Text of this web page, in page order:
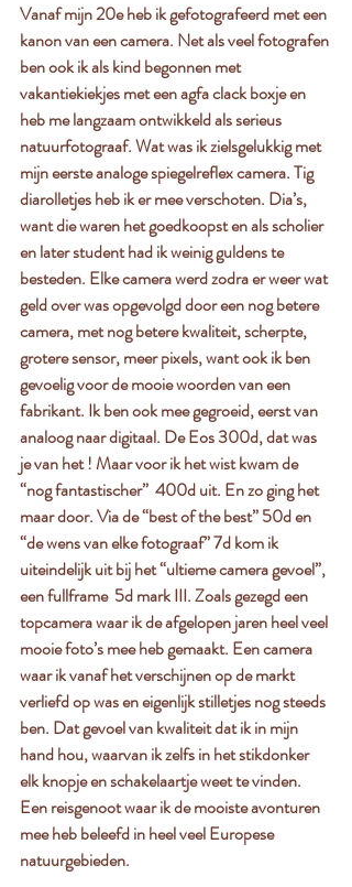
Vanaf mijn 20e heb ik gefotografeerd met een
kanon van een camera. Net als veel fotografen
ben ook ik als kind begonnen met
vakantiekiekjes met een agfa clack boxje en
heb me langzaam ontwikkeld als serieus
natuurfotograaf. Wat was ik zielsgelukkig met
mijn eerste analoge spiegelreflex camera. Tig
diarolletjes heb ik er mee verschoten. Dia’s,
want die waren het goedkoopst en als scholier
en later student had ik weinig guldens te
besteden. Elke camera werd zodra er weer wat
geld over was opgevolgd door een nog betere
camera, met nog betere kwaliteit, scherpte,
grotere sensor, meer pixels, want ook ik ben
gevoelig voor de mooie woorden van een
fabrikant. Ik ben ook mee gegroeid, eerst van
analoog naar digitaal. De Eos 300d, dat was
je van het ! Maar voor ik het wist kwam de
“nog fantastischer”  400d uit. En zo ging het
maar door. Via de “best of the best” 50d en
“de wens van elke fotograaf” 7d kom ik
uiteindelijk uit bij het “ultieme camera gevoel”,
een fullframe  5d mark III. Zoals gezegd een
topcamera waar ik de afgelopen jaren heel veel
mooie foto’s mee heb gemaakt. Een camera
waar ik vanaf het verschijnen op de markt
verliefd op was en eigenlijk stilletjes nog steeds
ben. Dat gevoel van kwaliteit dat ik in mijn
hand hou, waarvan ik zelfs in het stikdonker
elk knopje en schakelaartje weet te vinden.
Een reisgenoot waar ik de mooiste avonturen
mee heb beleefd in heel veel Europese
natuurgebieden.